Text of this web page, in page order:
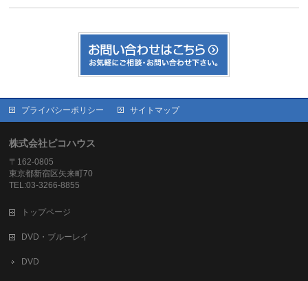
プライバシーポリシー サイトマップ
株式会社ピコハウス
〒162-0805
東京都新宿区矢来町70
TEL:03-3266-8855
トップページ
DVD・ブルーレイ
DVD